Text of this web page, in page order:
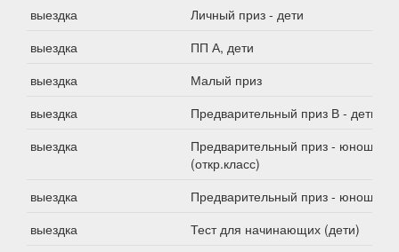
выездка
Личный приз - дети
выездка
ПП А, дети
выездка
Малый приз
выездка
Предварительный приз В - дети
выездка
Предварительный приз - юноши
(откр.класс)
выездка
Предварительный приз - юноши
выездка
Тест для начинающих (дети)